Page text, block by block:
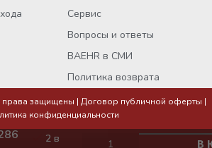
Сервис
Вопросы и ответы
BAEHR в СМИ
Политика возврата
права защищены | Договор публичной оферты |
конфиденциальности
2 в
В